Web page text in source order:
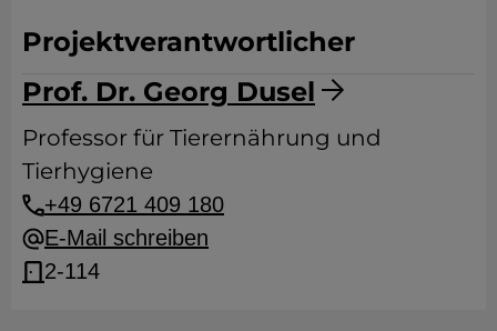
Prof. Dr. Georg Dusel
Projektverantwortlicher
Professor für Tierernährung und
Tierhygiene
+49 6721 409 180
E-Mail schreiben
2-114